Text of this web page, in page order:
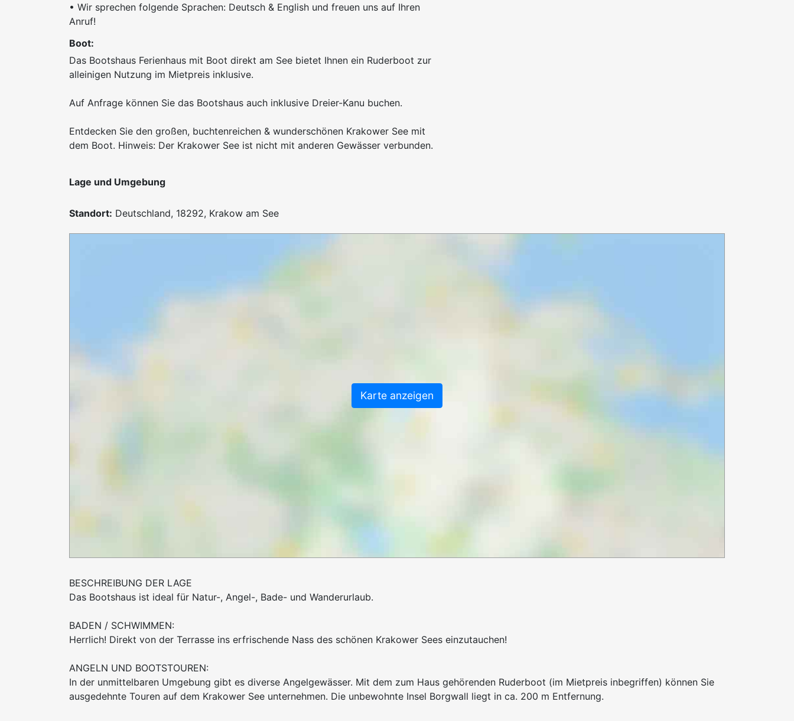
• Wir sprechen folgende Sprachen: Deutsch & English und freuen uns auf Ihren
Anruf!
Boot:
Das Bootshaus Ferienhaus mit Boot direkt am See bietet Ihnen ein Ruderboot zur
alleinigen Nutzung im Mietpreis inklusive.
Auf Anfrage können Sie das Bootshaus auch inklusive Dreier-Kanu buchen.
Entdecken Sie den großen, buchtenreichen & wunderschönen Krakower See mit
dem Boot. Hinweis: Der Krakower See ist nicht mit anderen Gewässer verbunden.
Lage und Umgebung
Standort: Deutschland, 18292, Krakow am See
Karte anzeigen
BESCHREIBUNG DER LAGE
Das Bootshaus ist ideal für Natur-, Angel-, Bade- und Wanderurlaub.
BADEN / SCHWIMMEN:
Herrlich! Direkt von der Terrasse ins erfrischende Nass des schönen Krakower Sees einzutauchen!
ANGELN UND BOOTSTOUREN:
In der unmittelbaren Umgebung gibt es diverse Angelgewässer. Mit dem zum Haus gehörenden Ruderboot (im Mietpreis inbegriffen) können Sie
ausgedehnte Touren auf dem Krakower See unternehmen. Die unbewohnte Insel Borgwall liegt in ca. 200 m Entfernung.